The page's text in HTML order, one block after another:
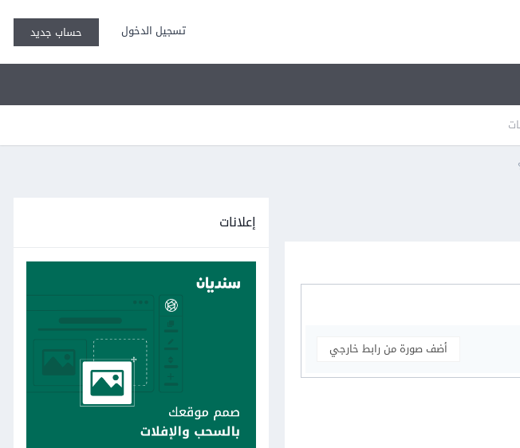
تسجيل الدخول حساب جديد
أضف صورة من رابط خارجي
إعلانات